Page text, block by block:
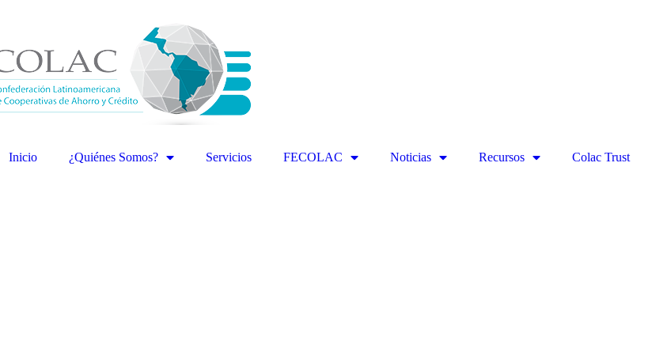
Inicio ¿Quiénes Somos? Servicios FECOLAC Noticias Recursos Colac Trust